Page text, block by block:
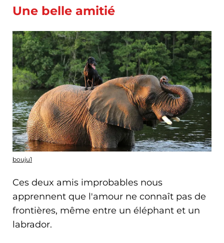
Une belle amitié
bouju1
Ces deux amis improbables nous
apprennent que l'amour ne connaît pas de
frontières, même entre un éléphant et un
labrador.